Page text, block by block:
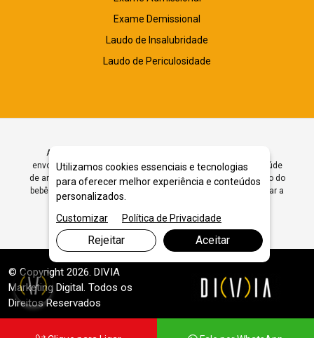
Exame Demissional
Laudo de Insalubridade
Laudo de Periculosidade
A amamentação é um momento único entre mãe e bebê,
envolvendo uma interação profunda e contribuindo para a saúde
de ambos. Esse processo é essencial para o desenvolvimento do
bebê e promove o bem-estar emocional da mãe.Para simbolizar a
© Copyright 2026. DIVIA
Marketing Digital. Todos os
Direitos Reservados
Utilizamos cookies essenciais e tecnologias
para oferecer melhor experiência e conteúdos
personalizados.
Customizar
Política de Privacidade
Rejeitar Aceitar